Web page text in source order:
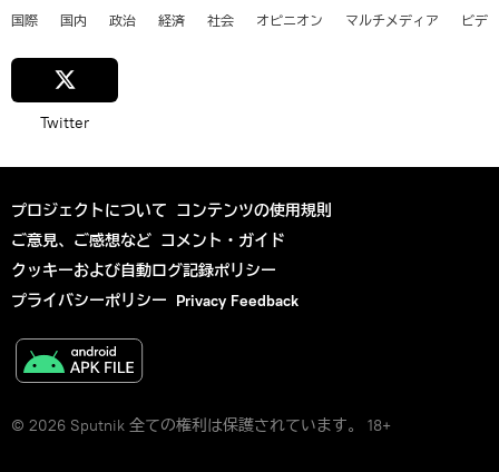
国際 国内 政治 経済 社会 オピニオン マルチメディア ビデ
Twitter
プロジェクトについて コンテンツの使用規則
ご意見、ご感想など コメント・ガイド
クッキーおよび自動ログ記録ポリシー
プライバシーポリシー Privacy Feedback
© 2026 Sputnik 全ての権利は保護されています。 18+